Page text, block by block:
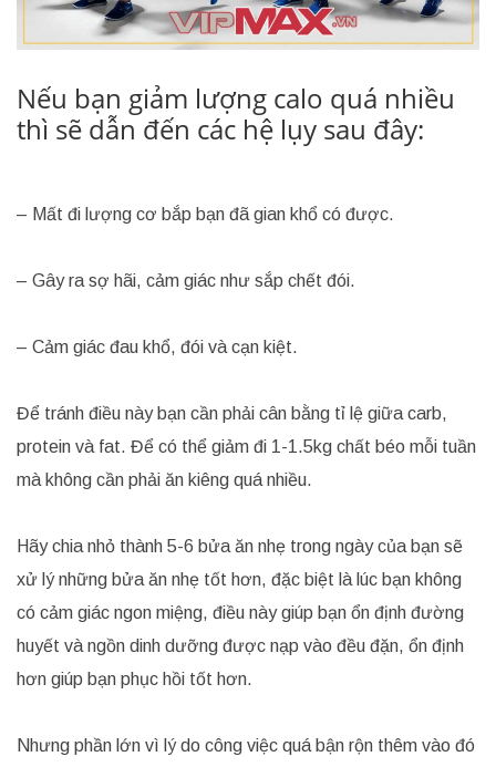
Nếu bạn giảm lượng calo quá nhiều
thì sẽ dẫn đến các hệ lụy sau đây:
– Mất đi lượng cơ bắp bạn đã gian khổ có được.
– Gây ra sợ hãi, cảm giác như sắp chết đói.
– Cảm giác đau khổ, đói và cạn kiệt.
Để tránh điều này bạn cần phải cân bằng tỉ lệ giữa carb,
protein và fat. Để có thể giảm đi 1-1.5kg chất béo mỗi tuần
mà không cần phải ăn kiêng quá nhiều.
Hãy chia nhỏ thành 5-6 bửa ăn nhẹ trong ngày của bạn sẽ
xử lý những bửa ăn nhẹ tốt hơn, đặc biệt là lúc bạn không
có cảm giác ngon miệng, điều này giúp bạn ổn định đường
huyết và ngồn dinh dưỡng được nạp vào đều đặn, ổn định
hơn giúp bạn phục hồi tốt hơn.
Nhưng phần lớn vì lý do công việc quá bận rộn thêm vào đó